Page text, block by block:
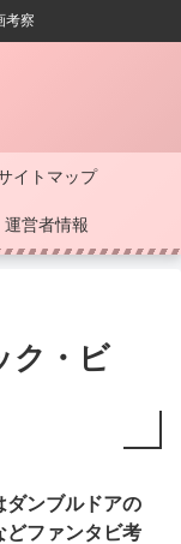
考察
イトマップ
運営者情報
ク・ビ
ダンブルドアの
どファンタビ考